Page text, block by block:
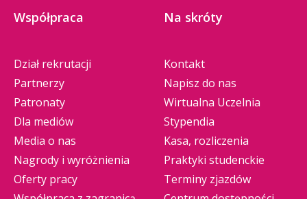
Współpraca
Dział rekrutacji
Partnerzy
Patronaty
Dla mediów
Media o nas
Nagrody i wyróżnienia
Oferty pracy
Na skróty
Kontakt
Napisz do nas
Wirtualna Uczelnia
Stypendia
Kasa, rozliczenia
Praktyki studenckie
Terminy zjazdów